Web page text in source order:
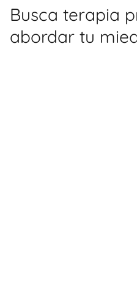
Busca terapia
abordar tu